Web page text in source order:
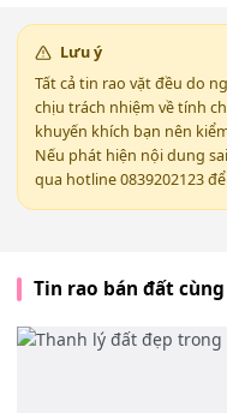
Lưu ý
Tất cả tin rao vặt đều do
chịu trách nhiệm về tính
khuyến khích bạn nên
Nếu phát hiện nội dung
qua hotline 0839202123
Tin rao bán đất